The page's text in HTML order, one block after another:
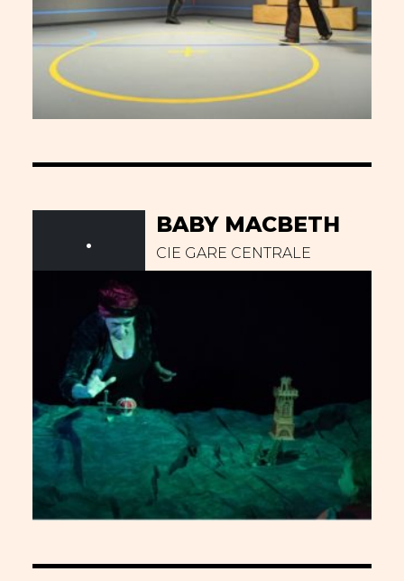
BABY MACBETH
CIE GARE CENTRALE
.